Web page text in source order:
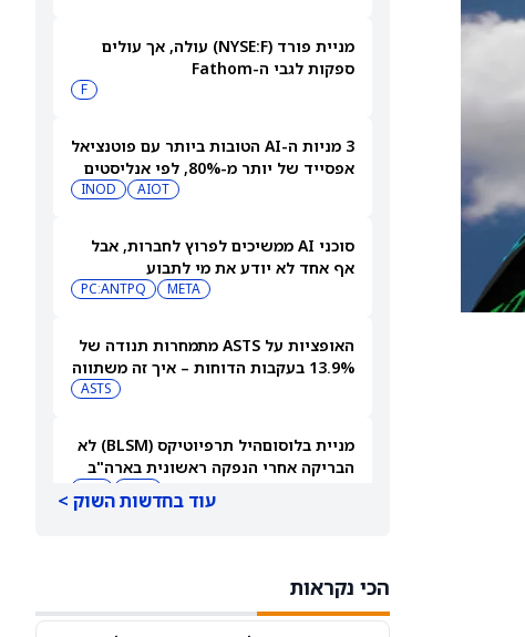
מניית פורד (NYSE:F) עולה, אך עולים
ספקות לגבי ה-Fathom
F
3 מניות ה-AI הטובות ביותר עם פוטנציאל
אפסייד של יותר מ-80%, לפי אנליסטים
AIOT
INOD
סוכני AI ממשיכים לפרוץ לחברות, אבל
אף אחד לא יודע את מי לתבוע
META
PC:ANTPQ
האופציות על ASTS מתמחרות תנודה של
13.9% בעקבות הדוחות – איך זה משתווה
ASTS
מניית בלוסוםהיל תרפיוטיקס (BLSM) לא
הבריקה אחרי הנפקה ראשונית בארה"ב
עוד בחדשות השוק >
הכי נקראות